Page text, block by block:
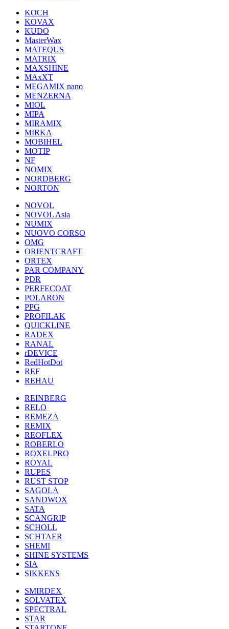
KOCH
KOVAX
KUDO
MasterWax
MATEQUS
MATRIX
MAXSHINE
MAxXT
MEGAMIX nano
MENZERNA
MIOL
MIPA
MIRAMIX
MIRKA
MOBIHEL
MOTIP
NF
NOMIX
NORDBERG
NORTON
NOVOL
NOVOL Asia
NUMIX
NUOVO CORSO
OMG
ORIENTCRAFT
ORTEX
PAR COMPANY
PDR
PERFECOAT
POLARON
PPG
PROFILAK
QUICKLINE
RADEX
RANAL
rDEVICE
RedHotDot
REF
REHAU
REINBERG
RELO
REMEZA
REMIX
REOFLEX
ROBERLO
ROXELPRO
ROYAL
RUPES
RUST STOP
SAGOLA
SANDWOX
SATA
SCANGRIP
SCHOLL
SCHTAER
SHEMI
SHINE SYSTEMS
SIA
SIKKENS
SMIRDEX
SOLVATEX
SPECTRAL
STAR